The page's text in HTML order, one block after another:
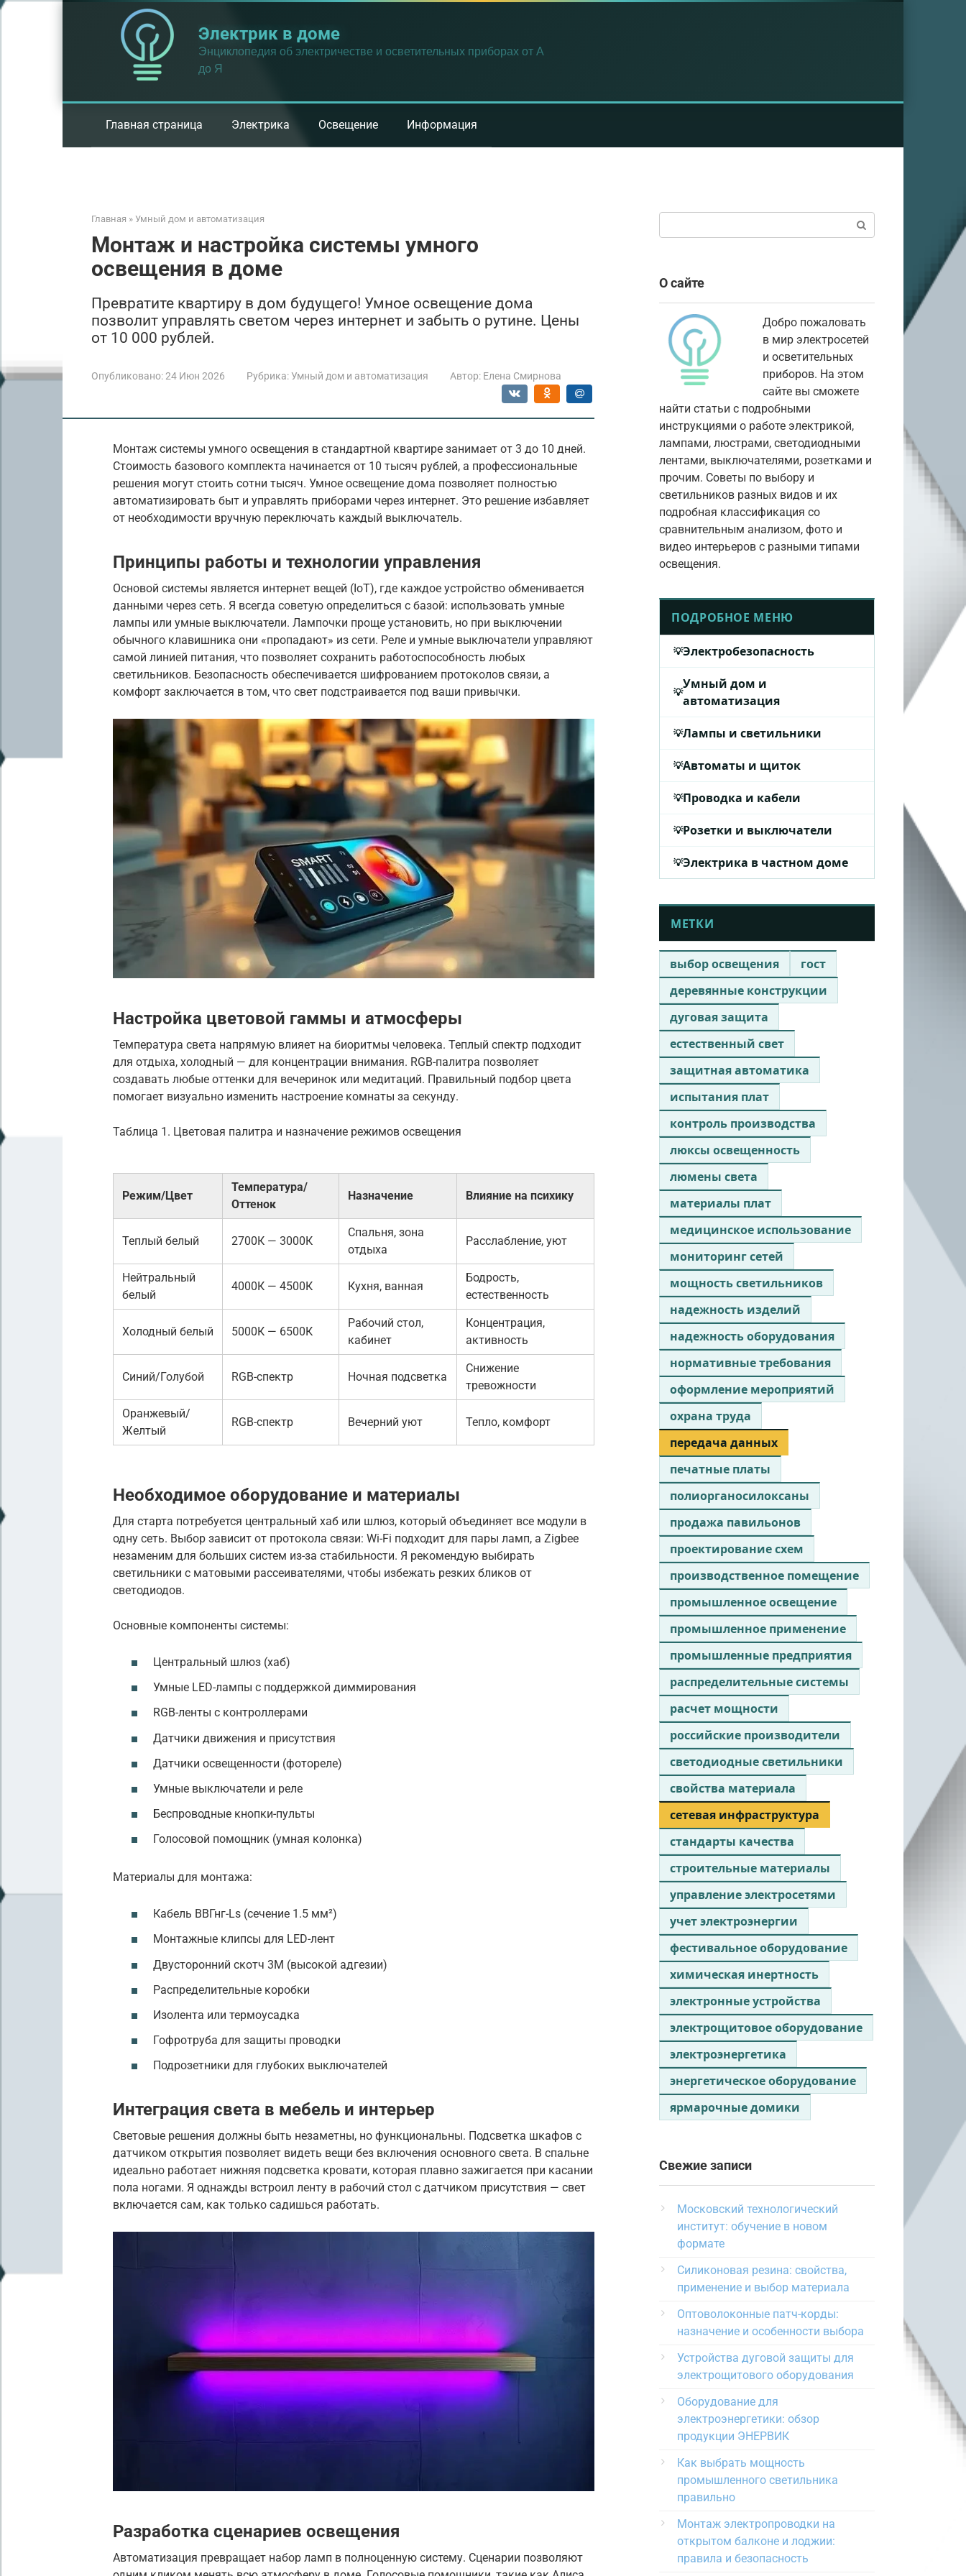
Перейти
Электрик в доме
Энциклопедия об электричестве и осветительных приборах от А
до Я
Главная страница Электрика Освещение Информация
Главная » Умный дом и автоматизация
Монтаж и настройка системы умного
освещения в доме
Превратите квартиру в дом будущего! Умное освещение дома
позволит управлять светом через интернет и забыть о рутине. Цены
от 10 000 рублей.
Опубликовано:24 Июн 2026 Рубрика:Умный дом и автоматизация Автор: Елена Смирнова
Монтаж системы умного освещения в стандартной квартире занимает от 3 до 10 дней.
Стоимость базового комплекта начинается от 10 тысяч рублей, а профессиональные
решения могут стоить сотни тысяч. Умное освещение дома позволяет полностью
автоматизировать быт и управлять приборами через интернет. Это решение избавляет
от необходимости вручную переключать каждый выключатель.
Принципы работы и технологии управления
Основой системы является интернет вещей (IoT), где каждое устройство обменивается
данными через сеть. Я всегда советую определиться с базой: использовать умные
лампы или умные выключатели. Лампочки проще установить, но при выключении
обычного клавишника они «пропадают» из сети. Реле и умные выключатели управляют
самой линией питания, что позволяет сохранить работоспособность любых
светильников. Безопасность обеспечивается шифрованием протоколов связи, а
комфорт заключается в том, что свет подстраивается под ваши привычки.
Настройка цветовой гаммы и атмосферы
Температура света напрямую влияет на биоритмы человека. Теплый спектр подходит
для отдыха, холодный — для концентрации внимания. RGB-палитра позволяет
создавать любые оттенки для вечеринок или медитаций. Правильный подбор цвета
помогает визуально изменить настроение комнаты за секунду.
Таблица 1. Цветовая палитра и назначение режимов освещения
Режим/Цвет
Температура/
Оттенок
Назначение Влияние на психику
Теплый белый 2700К — 3000К
Спальня, зона
отдыха
Расслабление, уют
Нейтральный
белый
4000К — 4500К Кухня, ванная
Бодрость,
естественность
Холодный белый 5000К — 6500К
Рабочий стол,
кабинет
Концентрация,
активность
Синий/Голубой RGB-спектр Ночная подсветка
Снижение
тревожности
Оранжевый/
Желтый
RGB-спектр Вечерний уют Тепло, комфорт
Необходимое оборудование и материалы
Для старта потребуется центральный хаб или шлюз, который объединяет все модули в
одну сеть. Выбор зависит от протокола связи: Wi-Fi подходит для пары ламп, а Zigbee
незаменим для больших систем из-за стабильности. Я рекомендую выбирать
светильники с матовыми рассеивателями, чтобы избежать резких бликов от
светодиодов.
Основные компоненты системы:
Центральный шлюз (хаб)
Умные LED-лампы с поддержкой диммирования
RGB-ленты с контроллерами
Датчики движения и присутствия
Датчики освещенности (фотореле)
Умные выключатели и реле
Беспроводные кнопки-пульты
Голосовой помощник (умная колонка)
Материалы для монтажа:
Кабель ВВГнг-Ls (сечение 1.5 мм²)
Монтажные клипсы для LED-лент
Двусторонний скотч 3М (высокой адгезии)
Распределительные коробки
Изолента или термоусадка
Гофротруба для защиты проводки
Подрозетники для глубоких выключателей
Интеграция света в мебель и интерьер
Световые решения должны быть незаметны, но функциональны. Подсветка шкафов с
датчиком открытия позволяет видеть вещи без включения основного света. В спальне
идеально работает нижняя подсветка кровати, которая плавно зажигается при касании
пола ногами. Я однажды встроил ленту в рабочий стол с датчиком присутствия — свет
включается сам, как только садишься работать.
Разработка сценариев освещения
Автоматизация превращает набор ламп в полноценную систему. Сценарии позволяют
О сайте
Добро пожаловать
в мир электросетей
и осветительных
приборов. На этом
сайте вы сможете
найти статьи с подробными
инструкциями о работе электрикой,
лампами, люстрами, светодиодными
лентами, выключателями, розетками и
прочим. Советы по выбору и
светильников разных видов и их
подробная классификация со
сравнительным анализом, фото и
видео интерьеров с разными типами
освещения.
ПОДРОБНОЕ МЕНЮ
Электробезопасность
Умный дом и
автоматизация
Лампы и светильники
Автоматы и щиток
Проводка и кабели
Розетки и выключатели
Электрика в частном доме
МЕТКИ
выбор освещения
гост
деревянные конструкции
дуговая защита
естественный свет
защитная автоматика
испытания плат
контроль производства
люксы освещенность
люмены света
материалы плат
медицинское использование
мониторинг сетей
мощность светильников
надежность изделий
надежность оборудования
нормативные требования
оформление мероприятий
охрана труда
передача данных
печатные платы
полиорганосилоксаны
продажа павильонов
проектирование схем
производственное помещение
промышленное освещение
промышленное применение
промышленные предприятия
распределительные системы
расчет мощности
российские производители
светодиодные светильники
свойства материала
сетевая инфраструктура
стандарты качества
строительные материалы
управление электросетями
учет электроэнергии
фестивальное оборудование
химическая инертность
электронные устройства
электрощитовое оборудование
электроэнергетика
энергетическое оборудование
ярмарочные домики
Свежие записи
Московский технологический
институт: обучение в новом
формате
Силиконовая резина: свойства,
применение и выбор материала
Оптоволоконные патч-корды:
назначение и особенности выбора
Устройства дуговой защиты для
электрощитового оборудования
Оборудование для
электроэнергетики: обзор
продукции ЭНЕРВИК
Как выбрать мощность
промышленного светильника
правильно
Монтаж электропроводки на
открытом балконе и лоджии:
правила и безопасность